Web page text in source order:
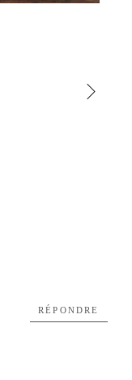
RÉPONDRE